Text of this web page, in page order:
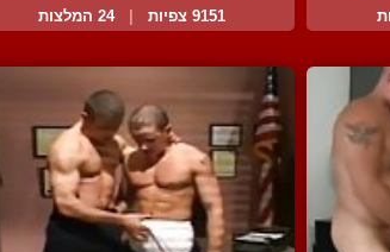
9151 צפיות 24 המלצות